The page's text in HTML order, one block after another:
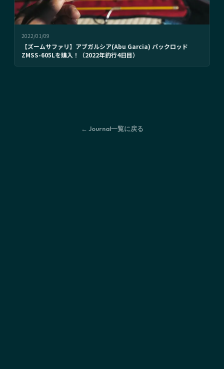
2022/01/09
【ズームサファリ】アブガルシア(Abu Garcia) パックロッド
ZMSS-605Lを購入！（2022年釣行4日目）
← Journal一覧に戻る